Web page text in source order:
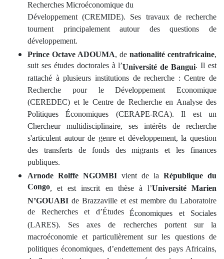
Recherches Microéconomique du
Développement (CREMIDE). Ses travaux de recherche
tournent principalement autour des questions de
développement.
Prince Octave ADOUMA, de nationalité centrafricaine,
suit ses études doctorales à l’Université de Bangui. Il est
rattaché à plusieurs institutions de recherche : Centre de
Recherche pour le Développement Economique
(CEREDEC) et le Centre de Recherche en Analyse des
Politiques Économiques (CERAPE-RCA). Il est un
Chercheur multidisciplinaire, ses intérêts de recherche
s'articulent autour de genre et développement, la question
des transferts de fonds des migrants et les finances
publiques.
Arnode Rolffe NGOMBI vient de la République du
Congo, et est inscrit en thèse à l’Université Marien
N’GOUABI de Brazzaville et est membre du Laboratoire
de Recherches et d’Études Économiques et Sociales
(LARES). Ses axes de recherches portent sur la
macroéconomie et particulièrement sur les questions de
politiques économiques, d’endettement des pays Africains,